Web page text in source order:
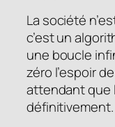
La société
c’est un
une boucle
zéro l’espoir
attendant que
définitivement.